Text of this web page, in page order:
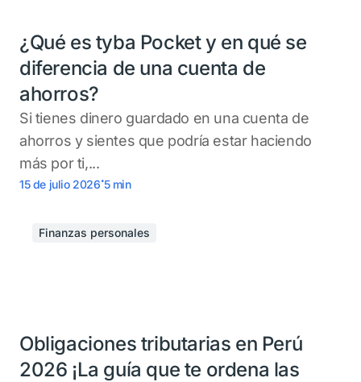
¿Qué es tyba Pocket y en qué se
diferencia de una cuenta de
ahorros?
Si tienes dinero guardado en una cuenta de
ahorros y sientes que podría estar haciendo
más por ti,...
15 de julio 2026.5 min
Finanzas personales
Obligaciones tributarias en Perú
2026 ¡La guía que te ordena las